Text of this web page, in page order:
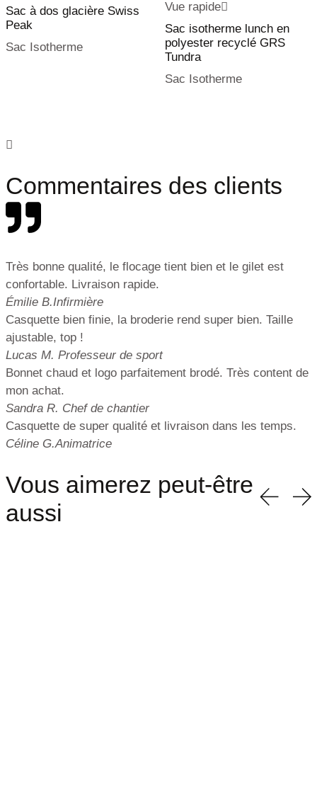
Sac à dos glacière Swiss
Peak
Sac Isotherme
Vue rapide
Sac isotherme lunch en
polyester recyclé GRS
Tundra
Sac Isotherme
Commentaires des clients
Très bonne qualité, le flocage tient bien et le gilet est
confortable. Livraison rapide.
Émilie B.Infirmière
Casquette bien finie, la broderie rend super bien. Taille
ajustable, top !
Lucas M. Professeur de sport
Bonnet chaud et logo parfaitement brodé. Très content de
mon achat.
Sandra R. Chef de chantier
Casquette de super qualité et livraison dans les temps.
Céline G.Animatrice
Vous aimerez peut-être
aussi